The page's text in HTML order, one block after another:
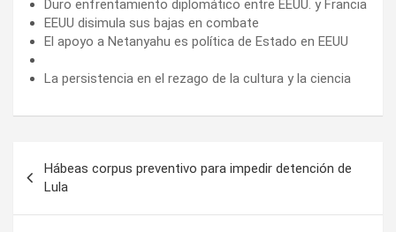
Duro enfrentamiento diplomático entre EEUU. y Francia
EEUU disimula sus bajas en combate
El apoyo a Netanyahu es política de Estado en EEUU
La persistencia en el rezago de la cultura y la ciencia
de
entradas
Hábeas corpus preventivo para impedir detención de
Lula